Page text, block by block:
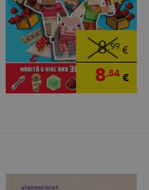
8,99 €
8,54€